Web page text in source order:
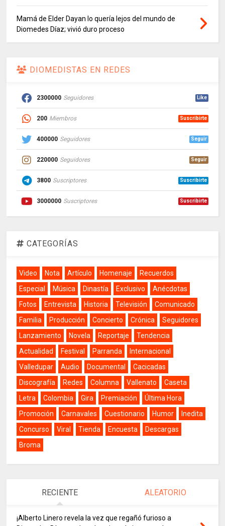
Mamá de Elder Dayan lo quería lejos del mundo de
Diomedes Díaz; vivió duro proceso
DIOMEDISTAS EN REDES
2300000 Seguidores Like
200 Miembros Suscribirte
400000 Seguidores Seguir
220000 Seguidores Seguir
3800 Suscriptores Suscribirte
3000000 Suscriptores Suscribirte
CATEGORÍAS
Video Nota Artículo Homenaje
Recuerdos
Especial
Música Dinastía Exclusivo
Anécdotas
Fotos
Entrevista Historia Televisión
Comunicado
Familia
Producción Concierto Crónica
Seguidores
Lanzamiento
Novela Reportaje
Tendencia
Actualidad
Festival Parranda
Internacional
Valledupar
Audio Documental
Cacicadas
Discografía
Redes Columna Vallenato
Caseta
Letra
Colombia Gira Premiación
Última Hora
Promoción
Carnavales Cuestionario Humor
Inedita
Concurso
Viral Tienda Encuesta
Descargas
Broma
RECIENTE ALEATORIO
¡Alberto Linero revela la vez que regañó furioso a